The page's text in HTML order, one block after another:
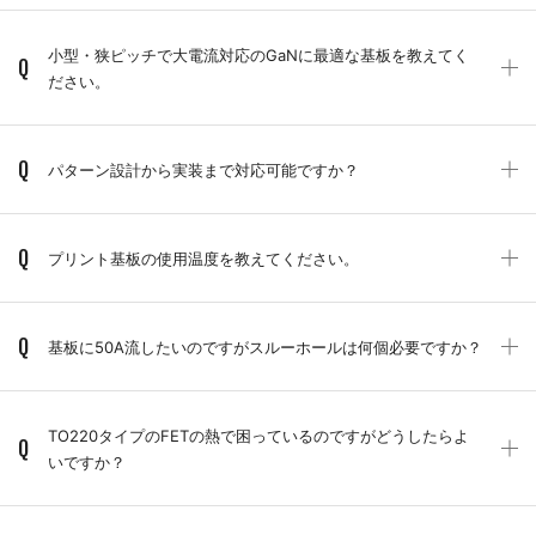
Q
小型・狭ピッチで大電流対応のGaNに最適な基板を教えてく
ださい。
Q パターン設計から実装まで対応可能ですか？
Q プリント基板の使用温度を教えてください。
Q 基板に50A流したいのですがスルーホールは何個必要ですか？
Q
TO220タイプのFETの熱で困っているのですがどうしたらよ
いですか？